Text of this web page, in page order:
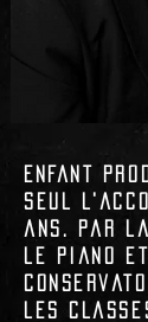
Enfant
seul
ans. Par
le piano
les